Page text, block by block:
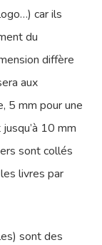
car ils
du
diffère
aux
5 mm pour une
10 mm
sont collés
livres par
sont des